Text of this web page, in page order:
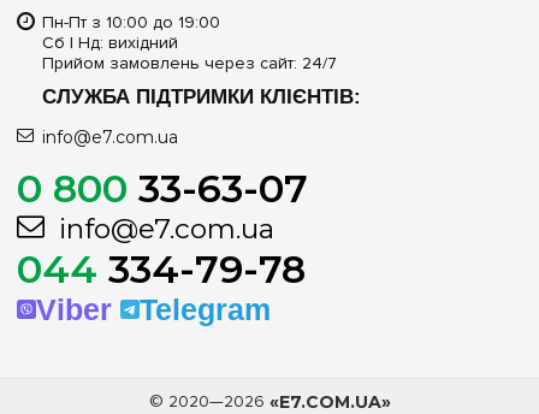
Пн-Пт з 10:00 до 19:00
Сб | Нд: вихідний
Прийом замовлень через сайт: 24/7
СЛУЖБА ПІДТРИМКИ КЛІЄНТІВ:
info@e7.com.ua
0 800 33-63-07
info@e7.com.ua
044 334-79-78
Viber Telegram
© 2020—2026 «E7.COM.UA»